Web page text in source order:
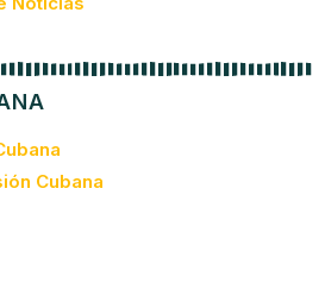
Cubana